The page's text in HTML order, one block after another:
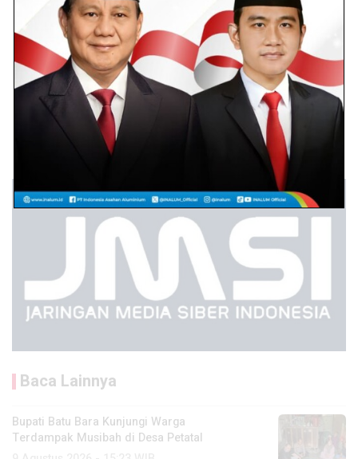
Baca Lainnya
Bupati Batu Bara Kunjungi Warga
Terdampak Musibah di Desa Petatal